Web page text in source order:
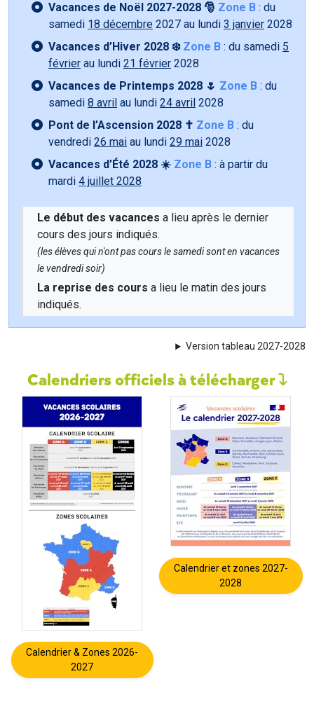
Vacances de Noël 2027-2028 🎅 Zone B : du
samedi 18 décembre 2027 au lundi 3 janvier 2028
Vacances d’Hiver 2028 ❄️ Zone B : du samedi 5
février au lundi 21 février 2028
Vacances de Printemps 2028 🌷 Zone B : du
samedi 8 avril au lundi 24 avril 2028
Pont de l’Ascension 2028 ✝️ Zone B : du
vendredi 26 mai au lundi 29 mai 2028
Vacances d’Été 2028 ☀️ Zone B : à partir du
mardi 4 juillet 2028
Le début des vacances a lieu après le dernier
cours des jours indiqués.
(les élèves qui n'ont pas cours le samedi sont en vacances
le vendredi soir)
La reprise des cours a lieu le matin des jours
indiqués.
Version tableau 2027-2028
Calendriers officiels à télécharger
Calendrier & Zones 2026-
2027
Calendrier et zones 2027-
2028